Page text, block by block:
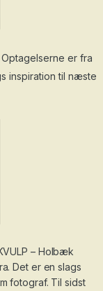
er fra
inspiration til næste
– Holbæk
Det er en slags
fotograf. Til sidst